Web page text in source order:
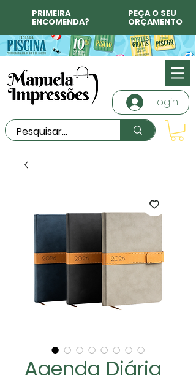
PRIMEIRA
ENCOMENDA?
PEÇA O SEU
ORÇAMENTO
Login
Agenda Diária